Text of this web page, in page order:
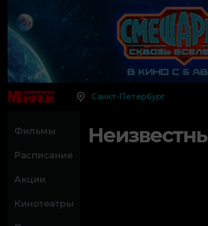
Санкт-Петербург
Фильмы
Расписание
Акции
Кинотеатры